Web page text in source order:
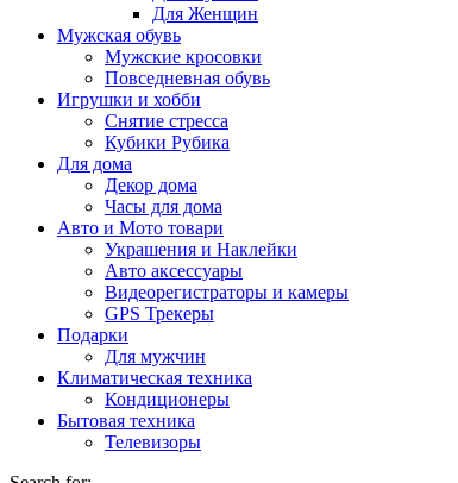
Для Женщин
Мужская обувь
Мужские кросовки
Повседневная обувь
Игрушки и хобби
Снятие стресса
Кубики Рубика
Для дома
Декор дома
Часы для дома
Авто и Мото товари
Украшения и Наклейки
Авто аксессуары
Видеорегистраторы и камеры
GPS Трекеры
Подарки
Для мужчин
Климатическая техника
Кондиционеры
Бытовая техника
Телевизоры